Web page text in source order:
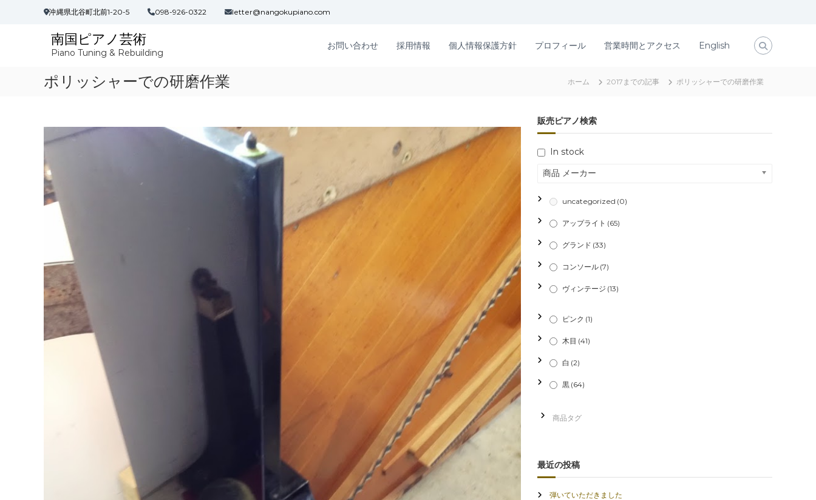
沖縄県北谷町北前1-20-5 098-926-0322 letter@nangokupiano.com
南国ピアノ芸術
Piano Tuning & Rebuilding
お問い合わせ 採用情報 個人情報保護方針 プロフィール 営業時間とアクセス English
ポリッシャーでの研磨作業 ホーム 2017までの記事 ポリッシャーでの研磨作業
販売ピアノ検索
In stock
商品 メーカー
uncategorized (0)
アップライト (65)
グランド (33)
コンソール (7)
ヴィンテージ (13)
ピンク (1)
木目 (41)
白 (2)
黒 (64)
最近の投稿
弾いていただきました